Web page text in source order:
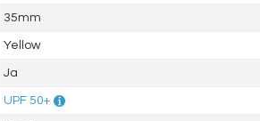
35mm
Yellow
Ja
UPF 50+